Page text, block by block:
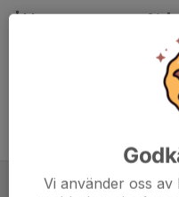
Ålder
21 år
176
60 kg
Vi använder oss